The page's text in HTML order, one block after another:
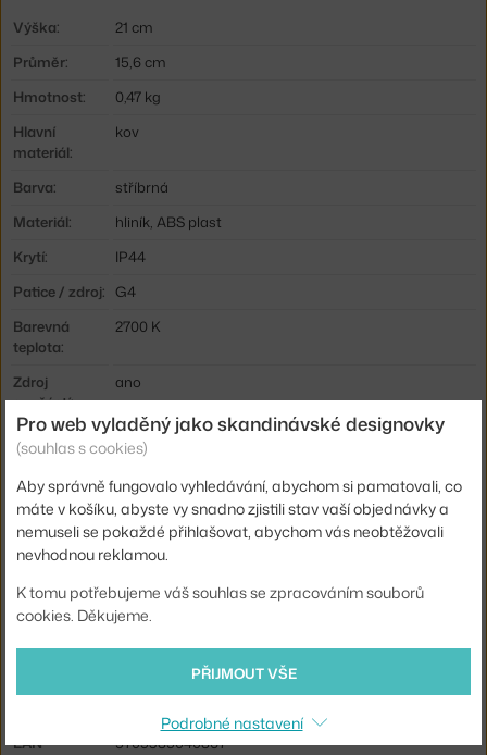
Výška:
21 cm
Průměr:
15,6 cm
Hmotnost:
0,47 kg
Hlavní
materiál:
kov
Barva:
stříbrná
Materiál:
hliník, ABS plast
Krytí:
IP44
Patice / zdroj:
G4
Barevná
teplota:
2700 K
Zdroj
součástí:
ano
Světelný tok:
100 lm
světla:
Stmívatelné:
ano
Max Watt
(LED):
1 W
Výdrž baterie: 11 h
Info k
Doba svícení při plném nabití: 1 baterie: 11 hodin; 2
baterie: 20 hodin.
EAN
5705385040867
Pro web vyladěný jako skandinávské designovky
(souhlas s cookies)
Aby správně fungovalo vyhledávání, abychom si pamatovali, co
máte v košíku, abyste vy snadno zjistili stav vaší objednávky a
nemuseli se pokaždé přihlašovat, abychom vás neobtěžovali
nevhodnou reklamou.
K tomu potřebujeme váš souhlas se zpracováním souborů
cookies. Děkujeme.
PŘIJMOUT VŠE
Podrobné nastavení